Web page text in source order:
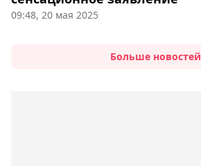
09:48, 20 мая 2025
Больше новостей